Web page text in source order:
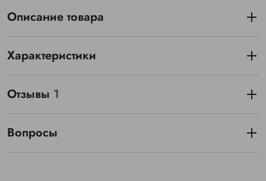
Описание товара
Характеристики
Отзывы 1
Вопросы